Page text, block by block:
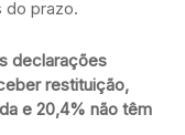
do prazo.
declarações
restituição,
e 20,4% não têm